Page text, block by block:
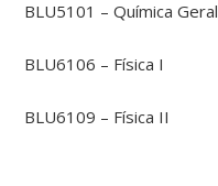
BLU5101 – Química Geral
BLU6106 – Física I
BLU6109 – Física II